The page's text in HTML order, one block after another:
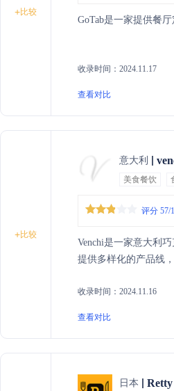
+比较
GoTab是一家提供餐
收录时间：2024.11.17
查看对比
+比较
意大利
美食餐饮
评分 57/
Venchi是一家意大利
提供多样化的产品线
收录时间：2024.11.16
查看对比
日本